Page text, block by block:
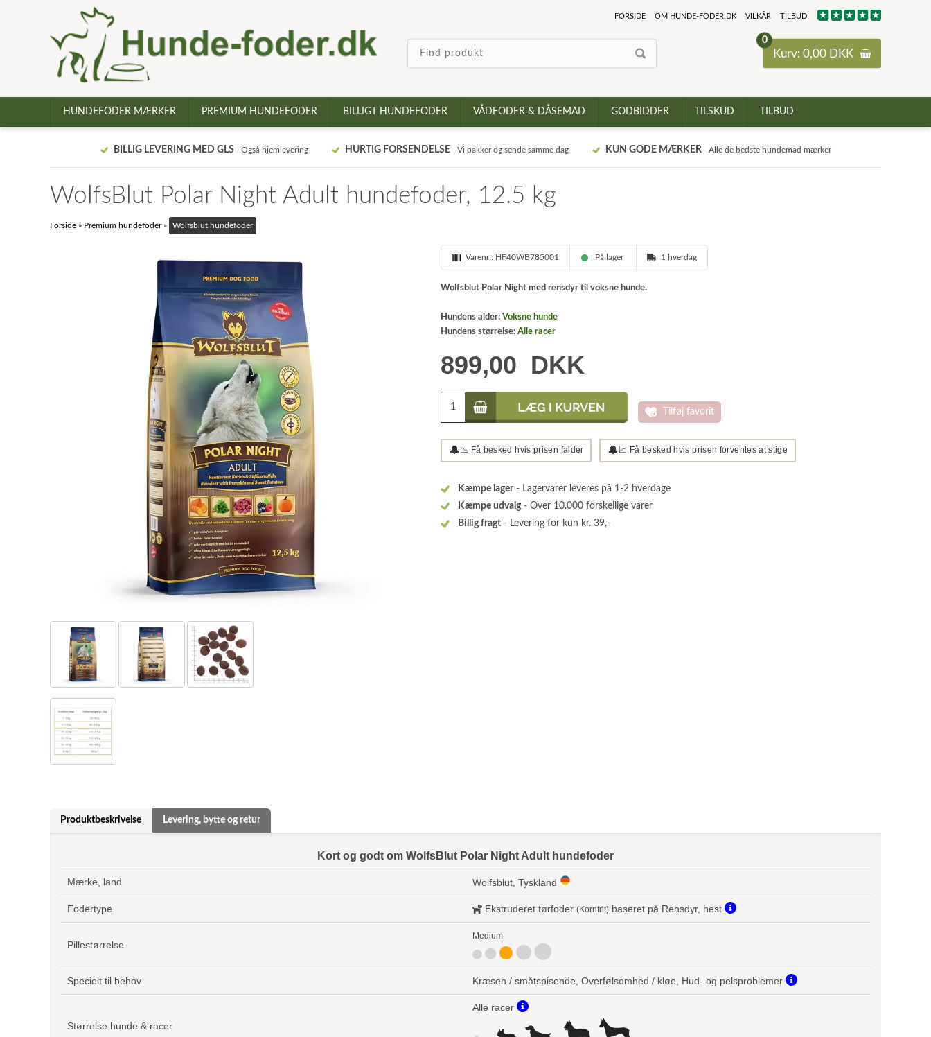
0
Kurv: 0,00 DKK
FORSIDE OM HUNDE-FODER.DK VILKÅR TILBUD
HUNDEFODER MÆRKER PREMIUM HUNDEFODER BILLIGT HUNDEFODER VÅDFODER & DÅSEMAD GODBIDDER TILSKUD TILBUD
BILLIG LEVERING MED GLS Også hjemlevering HURTIG FORSENDELSE Vi pakker og sende samme dag KUN GODE MÆRKER Alle de bedste hundemad mærker
WolfsBlut Polar Night Adult hundefoder, 12.5 kg
Forside » Premium hundefoder» Wolfsblut hundefoder
Varenr.: HF40WB785001 På lager 1 hverdag
Wolfsblut Polar Night med rensdyr til voksne hunde.
Hundens alder: Voksne hunde
Hundens størrelse: Alle racer
899,00 DKK
Tilføj favorit
🔔 📉 Få besked hvis prisen falder 🔔 📈 Få besked hvis prisen forventes at stige
Kæmpe lager - Lagervarer leveres på 1-2 hverdage
Kæmpe udvalg- Over 10.000 forskellige varer
Billig fragt - Levering for kun kr. 39,-
Produktbeskrivelse Levering, bytte og retur
Kort og godt om WolfsBlut Polar Night Adult hundefoder
Mærke, land Wolfsblut, Tyskland
Fodertype Ekstruderet tørfoder (Kornfrit) baseret på Rensdyr, hest
Pillestørrelse
Medium
Specielt til behov Kræsen / småtspisende, Overfølsomhed / kløe, Hud- og pelsproblemer
Størrelse hunde & racer
Alle racer